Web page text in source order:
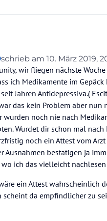
schrieb am 10. März 2019,
zuletzt editiert von
wir fliegen nächste
ich Medikamente im
Jahren Antidepressiva.(
das kein Problem aber nun
wurden noch nie nach
Wurdet dir schon mal
noch ein Attest vom
Ausnahmen bestätigen ja
ich das vielleicht
ein Attest wahrscheinlich
scheint da empfindlicher zu